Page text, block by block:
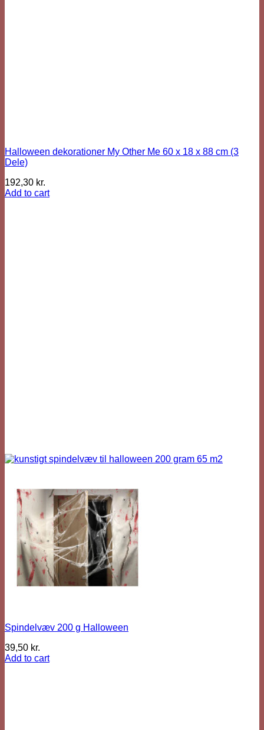
Halloween dekorationer My Other Me 60 x 18 x 88 cm (3
Dele)
192,30 kr.
Add to cart
Spindelvæv 200 g Halloween
39,50 kr.
Add to cart